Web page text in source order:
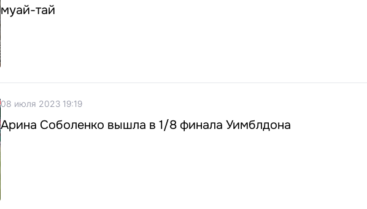
муай-тай
08 июля 2023 19:19
Арина Соболенко вышла в 1/8 финала Уимблдона